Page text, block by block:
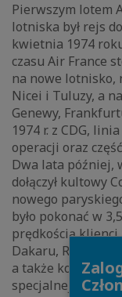
Pierwszym lotem
lotniska był rejs
kwietnia 1974
czasu Air France
na nowe lotnisko,
Nicei i Tuluzy, a
Genewy,
1974 r. z CDG,
operacji oraz
Dwa lata później,
dołączył kultowy
nowego
było pokonać w
prędkością klienci
Dakaru, Rio de
a także korzystali
specjalnej